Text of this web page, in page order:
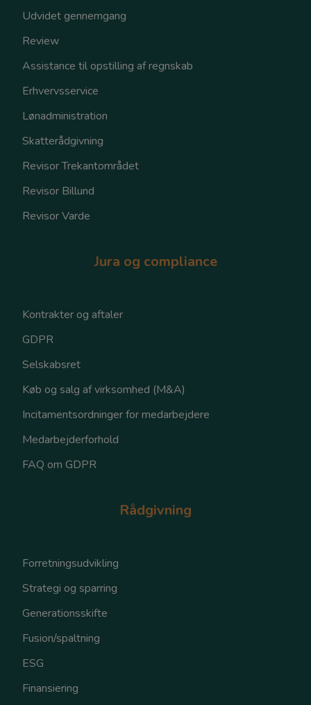
Udvidet gennemgang
Review
Assistance til opstilling af regnskab
Erhvervsservice
Lønadministration
Skatterådgivning
Revisor Trekantområdet
Revisor Billund
Revisor Varde
Jura og compliance
Kontrakter og aftaler
GDPR
Selskabsret
Køb og salg af virksomhed (M&A)
Incitamentsordninger for medarbejdere
Medarbejderforhold
FAQ om GDPR
Rådgivning
Forretningsudvikling
Strategi og sparring
Generationsskifte
Fusion/spaltning
ESG
Finansiering